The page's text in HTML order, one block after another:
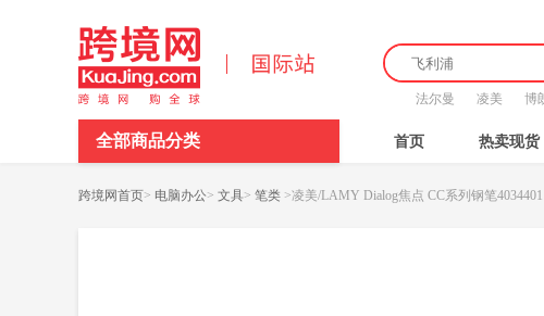
法尔曼 凌美 博
全部商品分类 首页 热卖现货
跨境网首页> 电脑办公> 文具> 笔类 >凌美/LAMY Dialog焦点 CC系列钢笔